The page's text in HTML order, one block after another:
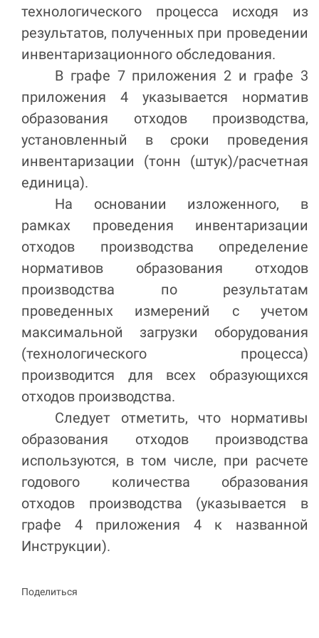
технологического процесса исходя из
результатов, полученных при проведении
инвентаризационного обследования.
В графе 7 приложения 2 и графе 3
приложения 4 указывается норматив
образования отходов производства,
установленный в сроки проведения
инвентаризации (тонн (штук)/расчетная
единица).
На основании изложенного, в
рамках проведения инвентаризации
отходов производства определение
нормативов образования отходов
производства по результатам
проведенных измерений с учетом
максимальной загрузки оборудования
(технологического процесса)
производится для всех образующихся
отходов производства.
Следует отметить, что нормативы
образования отходов производства
используются, в том числе, при расчете
годового количества образования
отходов производства (указывается в
графе 4 приложения 4 к названной
Инструкции).
Поделиться